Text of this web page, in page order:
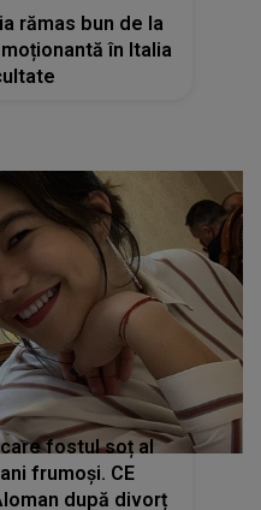
rămas bun de la
în Italia
fostul soț al
frumoși. CE
după divorț